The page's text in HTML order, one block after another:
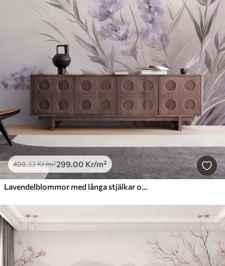
498.33Kr/m²299.00 Kr/m²
Lavendelblommor med långa stjälkar och blad, konstverk i mjuka pastellfärger med struktur